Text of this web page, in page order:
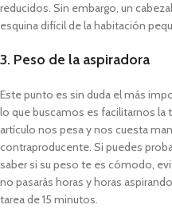
reducidos. Sin embargo, un
esquina difícil de la habitación
3. Peso de la aspiradora
Este punto es sin duda el más
lo que buscamos es facilitarnos la
artículo nos pesa y nos cuesta
contraproducente. Si puedes
saber si su peso te es cómodo,
no pasarás horas y horas
tarea de 15 minutos.